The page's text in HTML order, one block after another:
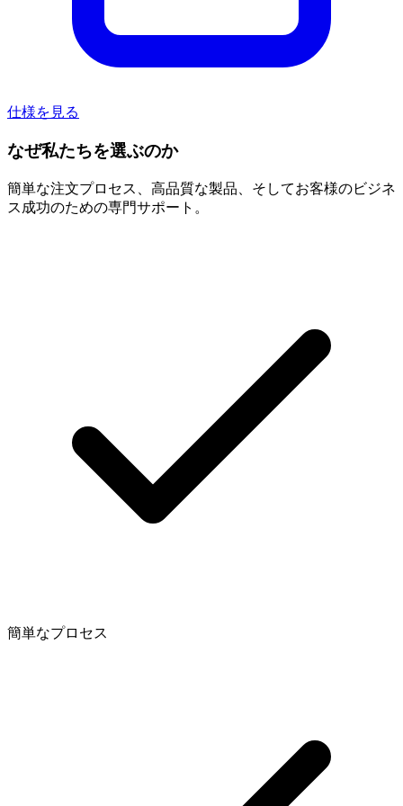
仕様を見る
なぜ私たちを選ぶのか
簡単な注文プロセス、高品質な製品、そしてお客様のビジネ
ス成功のための専門サポート。
簡単なプロセス